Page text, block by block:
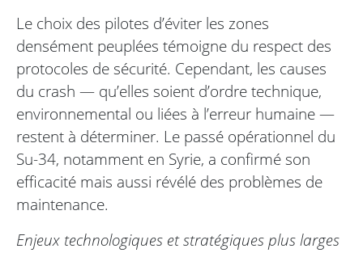
Le choix des pilotes d’éviter les zones
densément peuplées témoigne du respect des
protocoles de sécurité. Cependant, les causes
du crash — qu’elles soient d’ordre technique,
environnemental ou liées à l’erreur humaine —
restent à déterminer. Le passé opérationnel du
Su-34, notamment en Syrie, a confirmé son
efficacité mais aussi révélé des problèmes de
maintenance.
Enjeux technologiques et stratégiques plus larges